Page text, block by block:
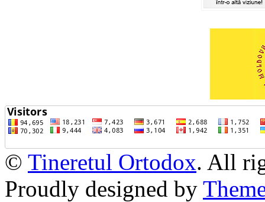
© Tineretul Ortodox. All
Proudly designed by